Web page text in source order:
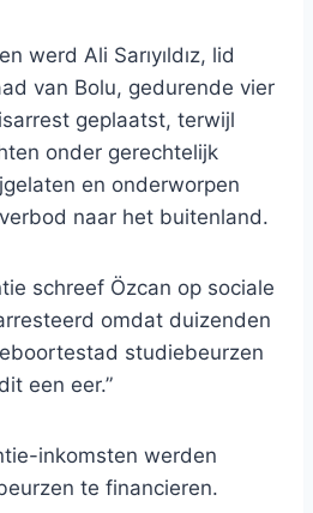
werd Ali Sarıyıldız, lid
van Bolu, gedurende vier
geplaatst, terwijl
onder gerechtelijk
en onderworpen
naar het buitenland.
schreef Özcan op sociale
omdat duizenden
studiebeurzen
een eer.”
inkomsten werden
te financieren.